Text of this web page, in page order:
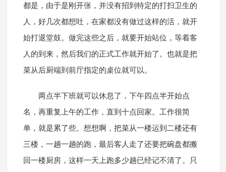
都是，由于是刚开张，并没有招到特定的打扫卫生的
人，好几次都想吐，在家都没有做过这样的活，就开
始打退堂鼓。做完这些之后，就要开始站位，等着客
人的到来，然后我们的正式工作就开始了。也就是把
菜从后厨端到前厅指定的桌位就可以。
两点半下班就可以休息了，下午四点半开始点
名，再重复上午的工作，直到十点回家。工作很简
单，就是累了些。想想啊，把菜从一楼运到二楼还有
三楼，一趟一趟的跑，最后客人走了还要把碗盘都搬
回一楼厨房，这样一天上跑多少趟已经记不清了。只